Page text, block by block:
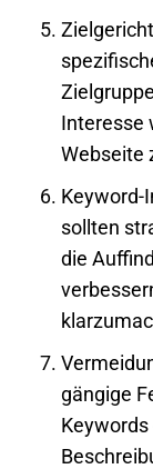
Interesse
Webseite
Keyword-
sollten
die
gängige